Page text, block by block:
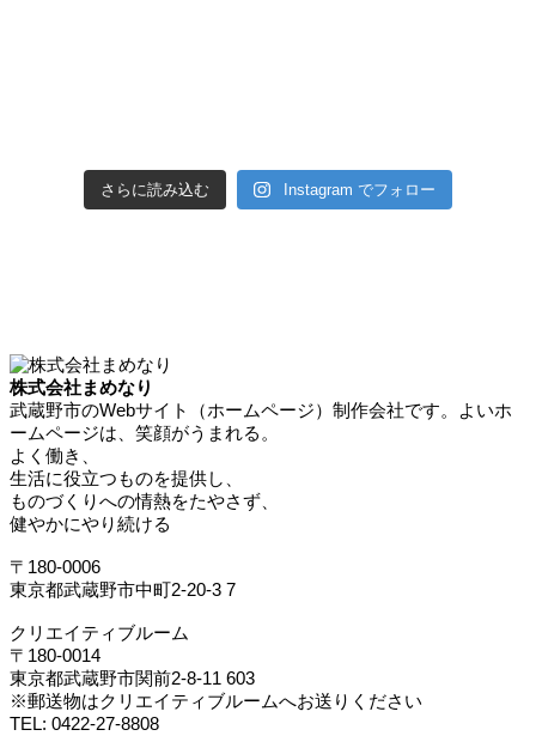
さらに読み込む Instagram でフォロー
株式会社まめなり
武蔵野市のWebサイト（ホームページ）制作会社です。よいホ
ームページは、笑顔がうまれる。
よく働き、
生活に役立つものを提供し、
ものづくりへの情熱をたやさず、
健やかにやり続ける
〒180-0006
東京都武蔵野市中町2-20-3 7
クリエイティブルーム
〒180-0014
東京都武蔵野市関前2-8-11 603
※郵送物はクリエイティブルームへお送りください
TEL: 0422-27-8808